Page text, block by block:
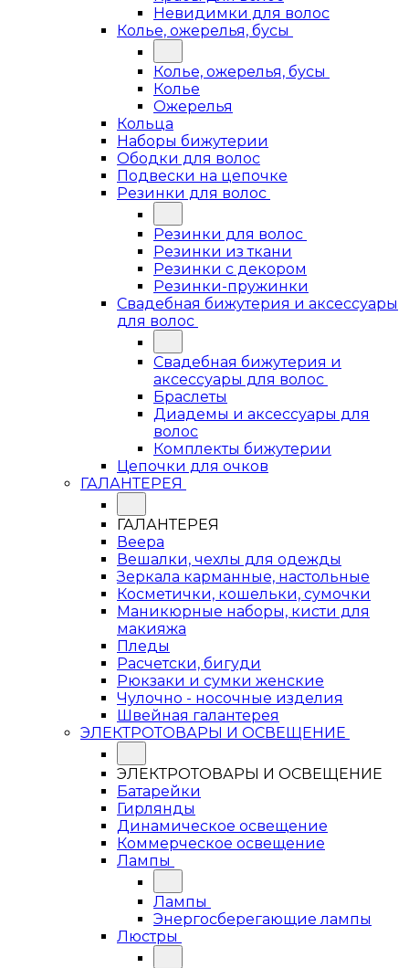
Невидимки для волос
Колье, ожерелья, бусы
Колье, ожерелья, бусы
Колье
Ожерелья
Кольца
Наборы бижутерии
Ободки для волос
Подвески на цепочке
Резинки для волос
Резинки для волос
Резинки из ткани
Резинки с декором
Резинки-пружинки
Свадебная бижутерия и аксессуары
для волос
Свадебная бижутерия и
аксессуары для волос
Браслеты
Диадемы и аксессуары для
волос
Комплекты бижутерии
Цепочки для очков
ГАЛАНТЕРЕЯ
ГАЛАНТЕРЕЯ
Веера
Вешалки, чехлы для одежды
Зеркала карманные, настольные
Косметички, кошельки, сумочки
Маникюрные наборы, кисти для
макияжа
Пледы
Расчетски, бигуди
Рюкзаки и сумки женские
Чулочно - носочные изделия
Швейная галантерея
ЭЛЕКТРОТОВАРЫ И ОСВЕЩЕНИЕ
ЭЛЕКТРОТОВАРЫ И ОСВЕЩЕНИЕ
Батарейки
Гирлянды
Динамическое освещение
Коммерческое освещение
Лампы
Лампы
Энергосберегающие лампы
Люстры